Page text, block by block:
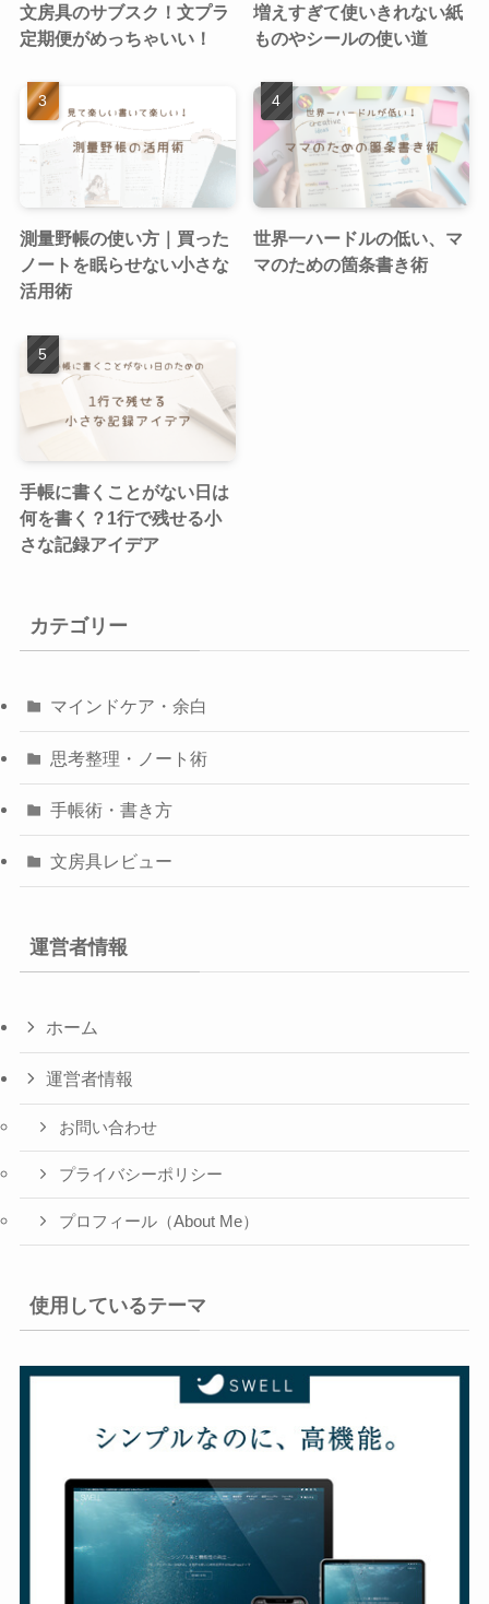
文房具のサブスク！文プラ
定期便がめっちゃいい！
増えすぎて使いきれない紙
ものやシールの使い道
測量野帳の使い方｜買った
ノートを眠らせない小さな
活用術
世界一ハードルの低い、マ
マのための箇条書き術
手帳に書くことがない日は
何を書く？1行で残せる小
さな記録アイデア
カテゴリー
マインドケア・余白
思考整理・ノート術
手帳術・書き方
文房具レビュー
運営者情報
ホーム
運営者情報
お問い合わせ
プライバシーポリシー
プロフィール（About Me）
使用しているテーマ